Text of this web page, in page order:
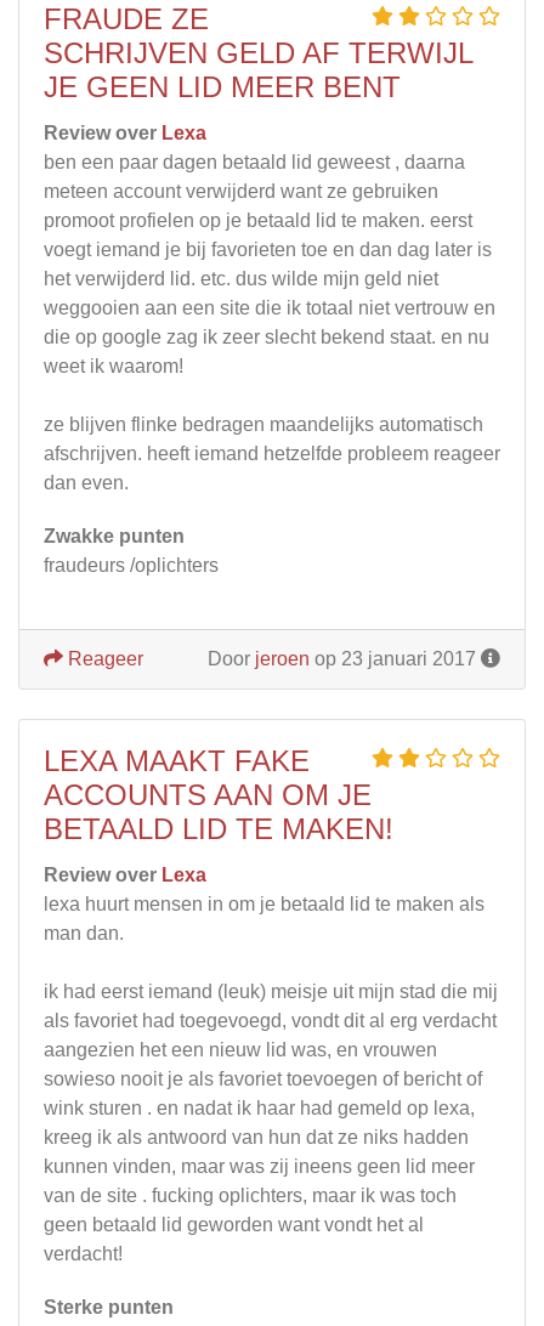
FRAUDE ZE
SCHRIJVEN GELD AF TERWIJL
JE GEEN LID MEER BENT
Review over Lexa
ben een paar dagen betaald lid geweest , daarna
meteen account verwijderd want ze gebruiken
promoot profielen op je betaald lid te maken. eerst
voegt iemand je bij favorieten toe en dan dag later is
het verwijderd lid. etc. dus wilde mijn geld niet
weggooien aan een site die ik totaal niet vertrouw en
die op google zag ik zeer slecht bekend staat. en nu
weet ik waarom!
ze blijven flinke bedragen maandelijks automatisch
afschrijven. heeft iemand hetzelfde probleem reageer
dan even.
Zwakke punten
fraudeurs /oplichters
Door jeroen op 23 januari 2017
Reageer
LEXA MAAKT FAKE
ACCOUNTS AAN OM JE
BETAALD LID TE MAKEN!
Review over Lexa
lexa huurt mensen in om je betaald lid te maken als
man dan.
ik had eerst iemand (leuk) meisje uit mijn stad die mij
als favoriet had toegevoegd, vondt dit al erg verdacht
aangezien het een nieuw lid was, en vrouwen
sowieso nooit je als favoriet toevoegen of bericht of
wink sturen . en nadat ik haar had gemeld op lexa,
kreeg ik als antwoord van hun dat ze niks hadden
kunnen vinden, maar was zij ineens geen lid meer
van de site . fucking oplichters, maar ik was toch
geen betaald lid geworden want vondt het al
verdacht!
Sterke punten